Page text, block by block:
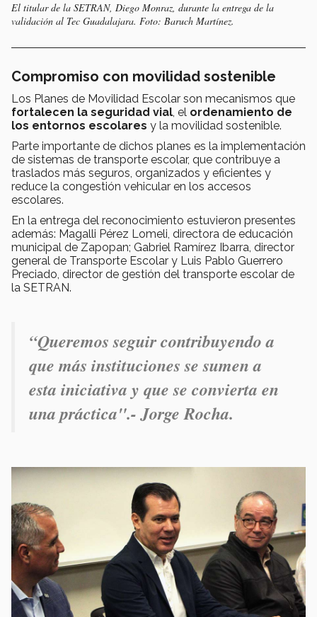
El titular de la SETRAN, Diego Monraz, durante la entrega de la
validación al Tec Guadalajara. Foto: Baruch Martínez.
Compromiso con movilidad sostenible
Los Planes de Movilidad Escolar son mecanismos que
fortalecen la seguridad vial, el ordenamiento de
los entornos escolares y la movilidad sostenible.
Parte importante de dichos planes es la implementación
de sistemas de transporte escolar, que contribuye a
traslados más seguros, organizados y eficientes y
reduce la congestión vehicular en los accesos
escolares.
En la entrega del reconocimiento estuvieron presentes
además: Magalli Pérez Lomeli, directora de educación
municipal de Zapopan; Gabriel Ramírez Ibarra, director
general de Transporte Escolar y Luis Pablo Guerrero
Preciado, director de gestión del transporte escolar de
la SETRAN.
“Queremos seguir contribuyendo a
que más instituciones se sumen a
esta iniciativa y que se convierta en
una práctica".- Jorge Rocha.